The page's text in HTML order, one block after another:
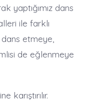
yaptığımız dans
ile farklı
etmeye,
de eğlenmeye
karıştırılır.